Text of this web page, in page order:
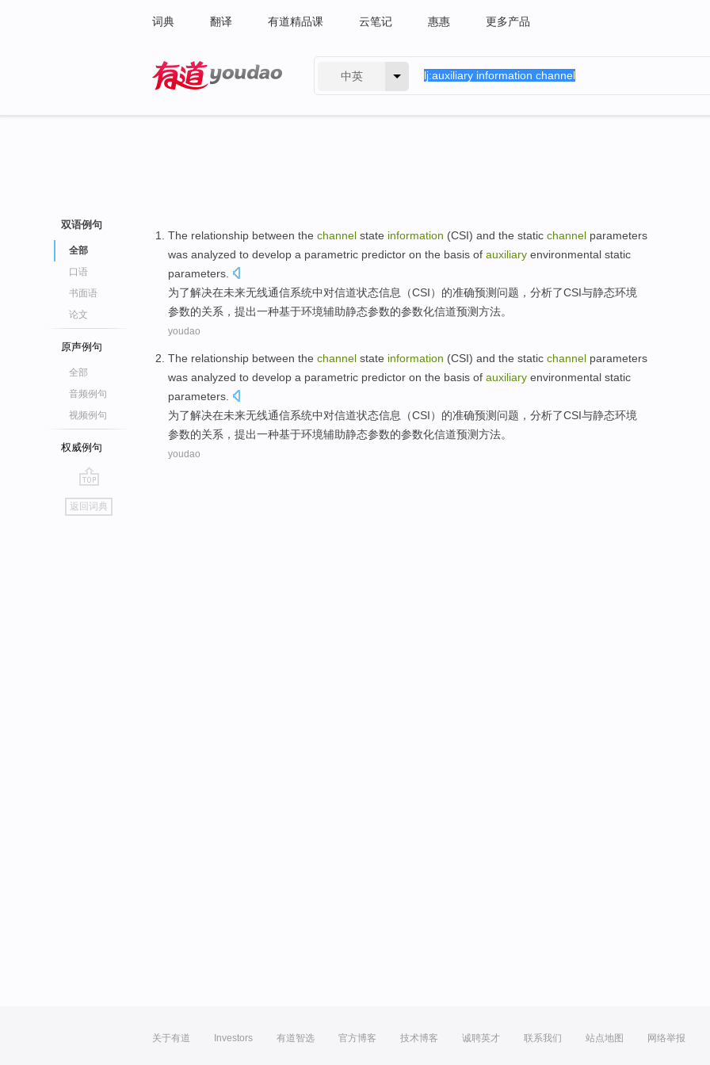
词典 翻译 有道精品课 云笔记 惠惠 更多产品
中英
双语例句
全部
口语
书面语
论文
原声例句
全部
音频例句
视频例句
权威例句
go
top
返回词典
The relationship between the channel state information (CSI) and the static channel parameters
was analyzed to develop a parametric predictor on the basis of auxiliary environmental static
parameters.
为了解决在未来无线通信系统中对信道状态信息 （CSI） 的准确预测 问题， 分析了CSI与静态环境
参数的关系 ，提出一种基于环境辅助静态参数的参数化信道预测方法。
youdao
The relationship between the channel state information (CSI) and the static channel parameters
was analyzed to develop a parametric predictor on the basis of auxiliary environmental static
parameters.
为了解决在未来无线通信系统中对信道状态信息 （CSI） 的准确预测 问题， 分析了CSI与静态环境
参数的关系 ，提出一种基于环境辅助静态参数的参数化信道预测方法。
youdao
关于有道 Investors 有道智选 官方博客 技术博客 诚聘英才 联系我们 站点地图 网络举报